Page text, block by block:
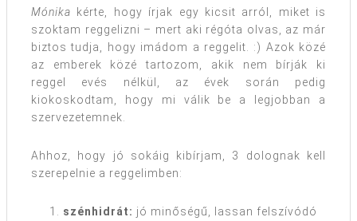
Mónika kérte, hogy írjak egy kicsit arról, miket is
szoktam reggelizni – mert aki régóta olvas, az már
biztos tudja, hogy imádom a reggelit. :) Azok közé
az emberek közé tartozom, akik nem bírják ki
reggel evés nélkül, az évek során pedig
kiokoskodtam, hogy mi válik be a legjobban a
szervezetemnek.
Ahhoz, hogy jó sokáig kibírjam, 3 dolognak kell
szerepelnie a reggelimben:
szénhidrát: jó minőségű, lassan felszívódó